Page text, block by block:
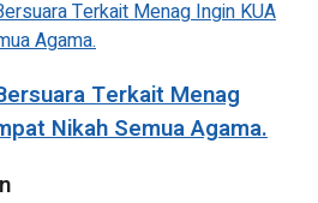
Terkait Menag
Nikah Semua Agama.